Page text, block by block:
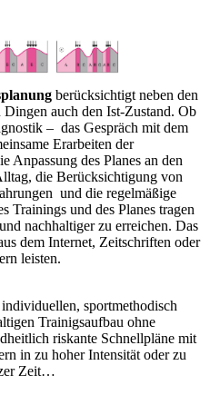
berücksichtigt neben den
auch den Ist-Zustand. Ob
– das Gespräch mit dem
Erarbeiten der
Anpassung des Planes an den
die Berücksichtigung von
und die regelmäßige
Trainings und des Planes tragen
nachhaltiger zu erreichen. Das
dem Internet, Zeitschriften oder
leisten.
sportmethodisch
Trainigsaufbau ohne
riskante Schnellpläne mit
in zu hoher Intensität oder zu
Zeit…